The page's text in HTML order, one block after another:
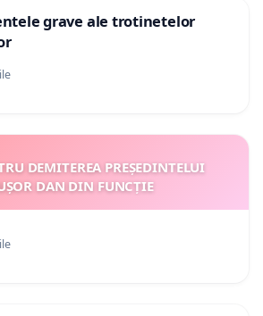
grave ale trotinetelor
DEMITEREA PREȘEDINTELUI
DAN DIN FUNCȚIE